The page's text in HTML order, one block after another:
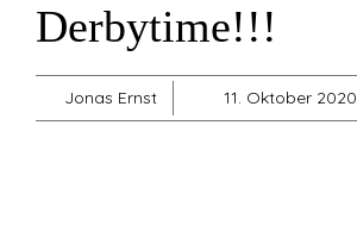
Derbytime!!!
Jonas Ernst 11. Oktober 2020
Sonstiges